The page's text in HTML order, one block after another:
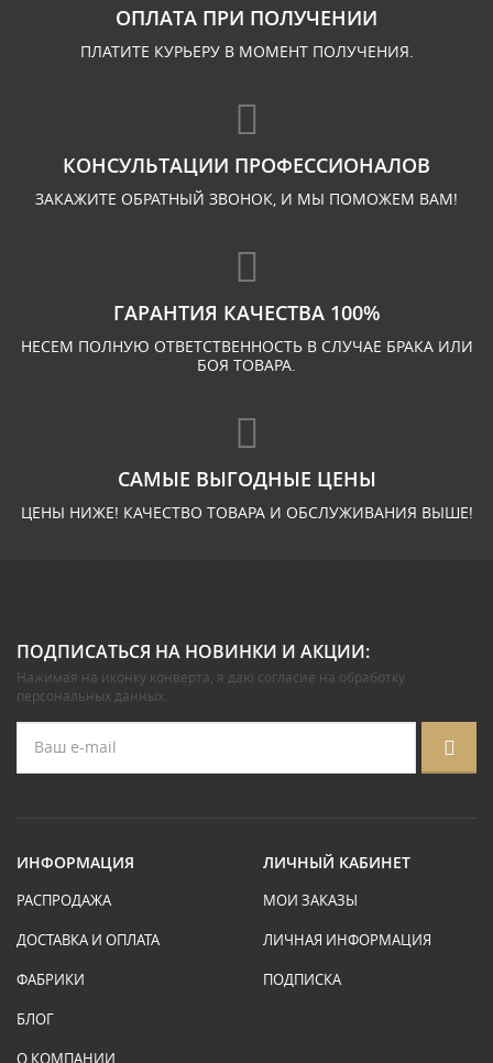
ОПЛАТА ПРИ ПОЛУЧЕНИИ
ПЛАТИТЕ КУРЬЕРУ В МОМЕНТ ПОЛУЧЕНИЯ.
КОНСУЛЬТАЦИИ ПРОФЕССИОНАЛОВ
ЗАКАЖИТЕ ОБРАТНЫЙ ЗВОНОК, И МЫ ПОМОЖЕМ ВАМ!
ГАРАНТИЯ КАЧЕСТВА 100%
НЕСЕМ ПОЛНУЮ ОТВЕТСТВЕННОСТЬ В СЛУЧАЕ БРАКА ИЛИ
БОЯ ТОВАРА.
САМЫЕ ВЫГОДНЫЕ ЦЕНЫ
ЦЕНЫ НИЖЕ! КАЧЕСТВО ТОВАРА И ОБСЛУЖИВАНИЯ ВЫШЕ!
ПОДПИСАТЬСЯ НА НОВИНКИ И АКЦИИ:
Нажимая на иконку конверта, я даю согласие на обработку
персональных данных.
ИНФОРМАЦИЯ
РАСПРОДАЖА
ДОСТАВКА И ОПЛАТА
ФАБРИКИ
БЛОГ
О КОМПАНИИ
ЛИЧНЫЙ КАБИНЕТ
МОИ ЗАКАЗЫ
ЛИЧНАЯ ИНФОРМАЦИЯ
ПОДПИСКА